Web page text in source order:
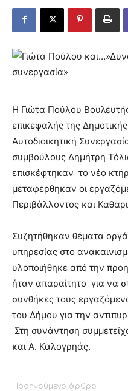
Η Γιώτα Πούλου
επικεφαλής της
Αυτοδιοικητική
συμβούλους Δημήτρη
επισκέφτηκαν το νέο
μεταφέρθηκαν οι
Περιβάλλοντος και
Συζητήθηκαν θέματα
υπηρεσίας στο
υλοποιήθηκε από την
ήταν απαραίτητο για να
συνθήκες τους
του Δήμου για την
Στη συνάντηση
και Α. Καλογρηάς.
Προηγούμενο άρθρο